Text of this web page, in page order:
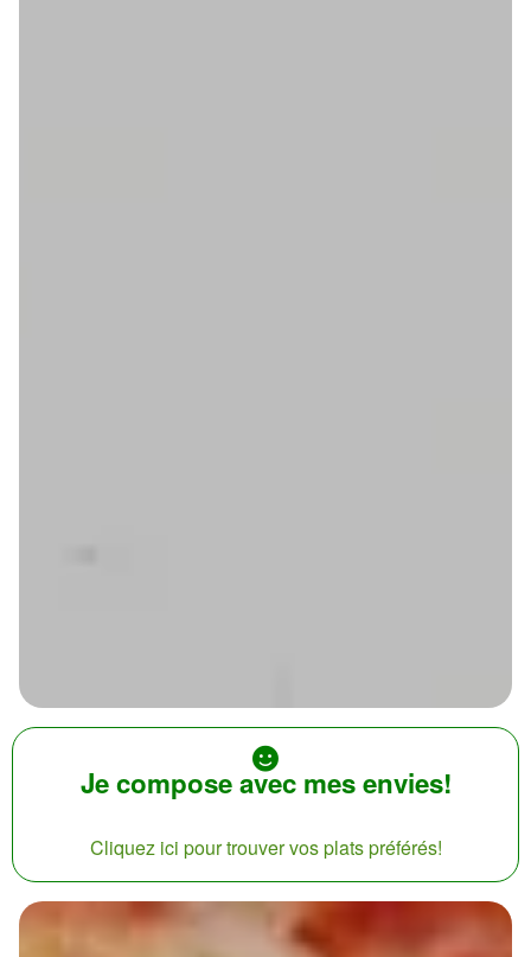
Je compose avec mes envies!
Cliquez ici pour trouver vos plats préférés!